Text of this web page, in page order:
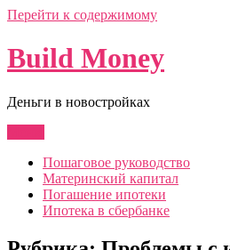
Перейти к содержимому
Build Money
Деньги в новостройках
Пошаговое руководство
Материнский капитал
Погашение ипотеки
Ипотека в сбербанке